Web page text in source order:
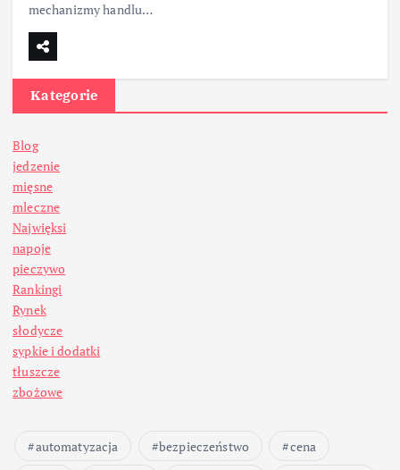
mechanizmy handlu…
Kategorie
Blog
jedzenie
mięsne
mleczne
Najwięksi
napoje
pieczywo
Rankingi
Rynek
słodycze
sypkie i dodatki
tłuszcze
zbożowe
automatyzacja bezpieczeństwo
cena